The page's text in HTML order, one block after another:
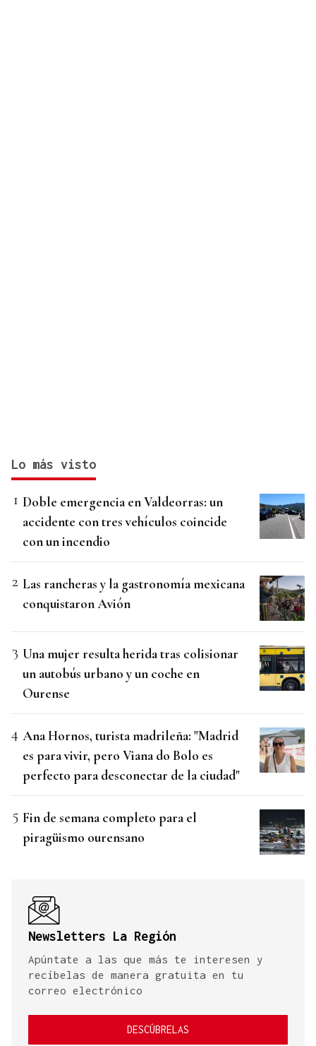
Lo más visto
Doble emergencia en Valdeorras: un
accidente con tres vehículos coincide
con un incendio
Las rancheras y la gastronomía mexicana
conquistaron Avión
Una mujer resulta herida tras colisionar
un autobús urbano y un coche en
Ourense
Ana Hornos, turista madrileña: "Madrid
es para vivir, pero Viana do Bolo es
perfecto para desconectar de la ciudad"
Fin de semana completo para el
piragüismo ourensano
Newsletters La Región
Apúntate a las que más te interesen y
recíbelas de manera gratuita en tu
correo electrónico
DESCÚBRELAS